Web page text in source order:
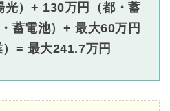
光）+ 130万円（都・蓄
蓄電池）+ 最大60万円
）= 最大241.7万円